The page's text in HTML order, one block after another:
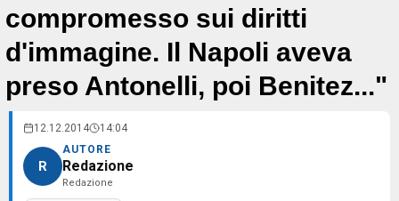
compromesso sui diritti
d'immagine. Il Napoli aveva
preso Antonelli, poi Benitez..."
12.12.2014 14:04
R
AUTORE
Redazione
Redazione